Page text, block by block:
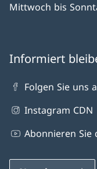
Mittwoch bis
Informiert
Folgen Sie uns
Instagram CDN
Abonnieren Sie